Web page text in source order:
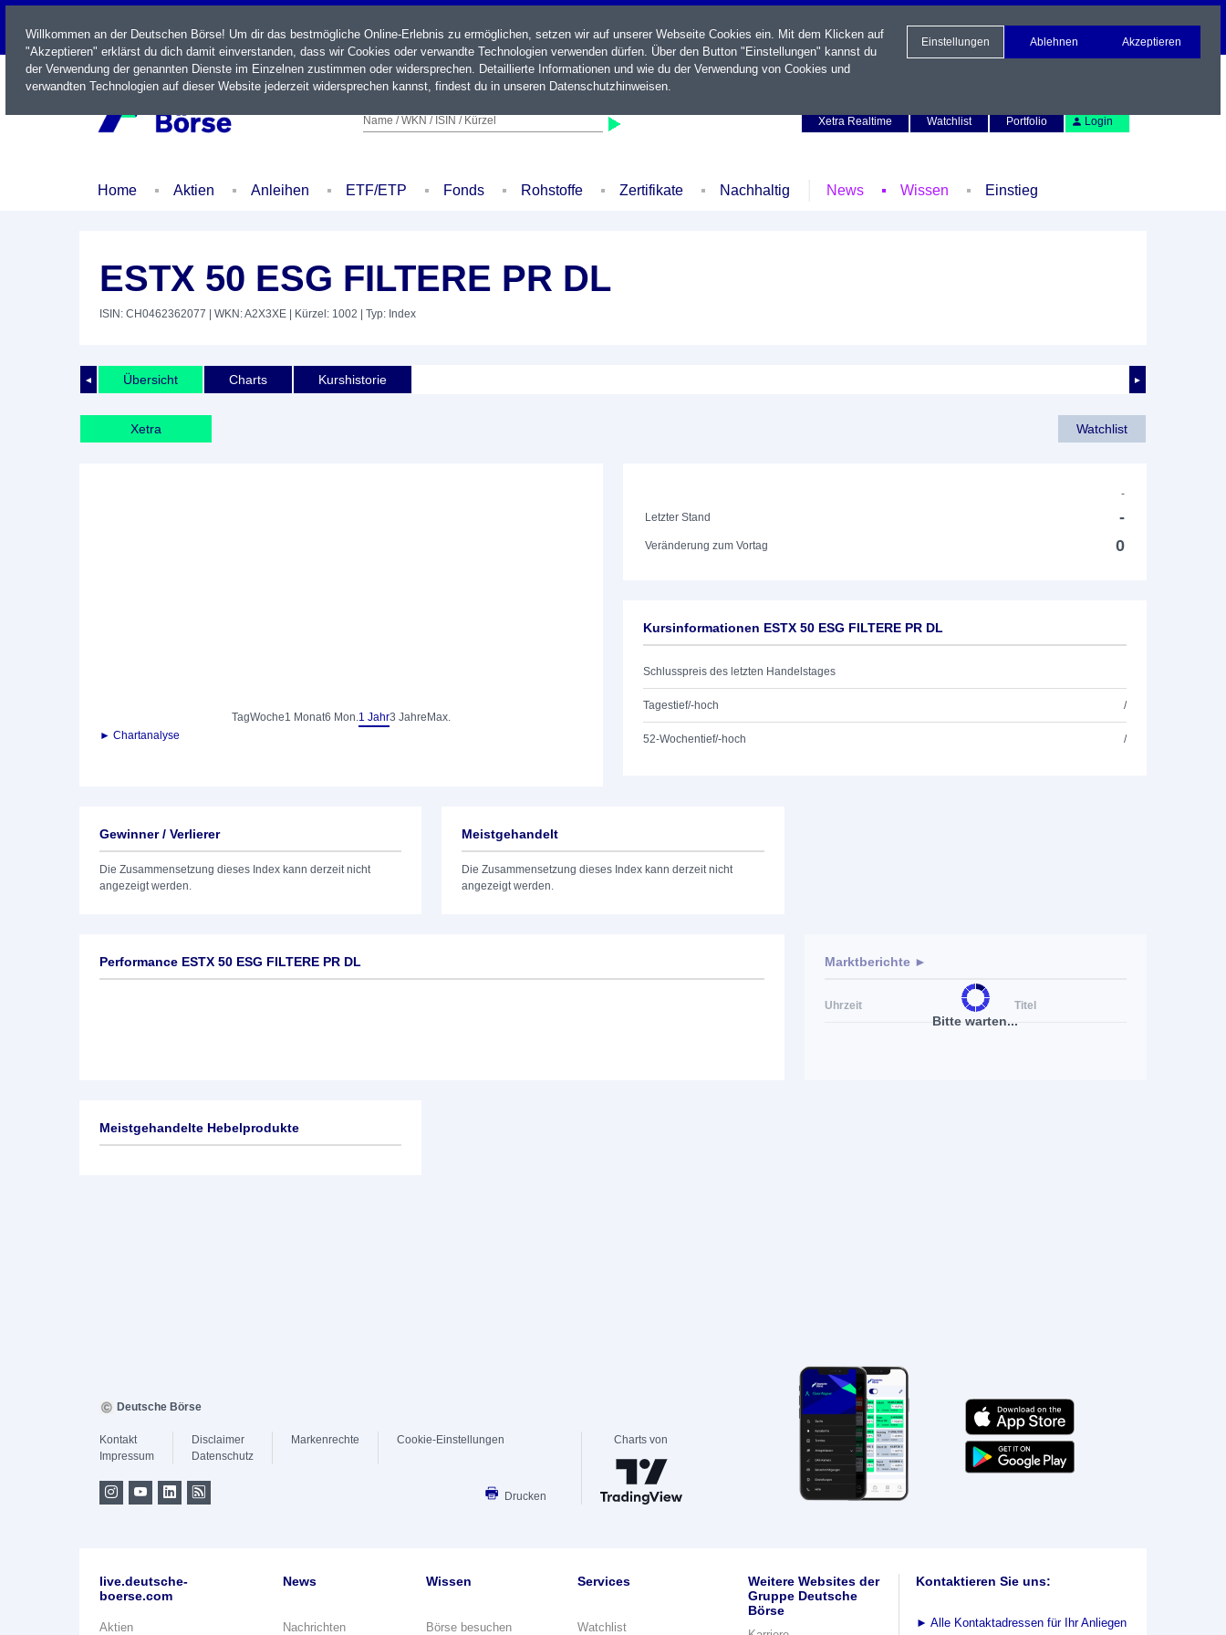
LIVE
Name / WKN / ISIN / Kürzel
Xetra Realtime
Watchlist Portfolio Login
Home Aktien Anleihen ETF/ETP Fonds Rohstoffe Zertifikate Nachhaltig News Wissen Einstieg
ESTX 50 ESG FILTERE PR DL
ISIN: CH0462362077 | WKN: A2X3XE | Kürzel: 1002 | Typ: Index
◄ ►
Übersicht Charts Kurshistorie
Xetra Watchlist
TagWoche1 Monat6 Mon.1 Jahr3 Jahre Max.
► Chartanalyse
-
Letzter Stand
-
Veränderung zum Vortag 0
Kursinformationen ESTX 50 ESG FILTERE PR DL
Schlusspreis des letzten Handelstages
Tagestief/-hoch /
52-Wochentief/-hoch /
Gewinner / Verlierer
Die Zusammensetzung dieses Index kann derzeit nicht
angezeigt werden.
Meistgehandelt
Die Zusammensetzung dieses Index kann derzeit nicht
angezeigt werden.
Performance ESTX 50 ESG FILTERE PR DL
Bitte warten...
Marktberichte ►
Uhrzeit Titel
Meistgehandelte Hebelprodukte
Willkommen an der Deutschen Börse! Um dir das bestmögliche Online-Erlebnis zu ermöglichen, setzen wir auf unserer Webseite Cookies ein. Mit dem Klicken auf
"Akzeptieren" erklärst du dich damit einverstanden, dass wir Cookies oder verwandte Technologien verwenden dürfen. Über den Button "Einstellungen" kannst du
der Verwendung der genannten Dienste im Einzelnen zustimmen oder widersprechen. Detaillierte Informationen und wie du der Verwendung von Cookies und
verwandten Technologien auf dieser Website jederzeit widersprechen kannst, findest du in unseren Datenschutzhinweisen.
Einstellungen Ablehnen Akzeptieren
Deutsche Börse
Kontakt
Impressum
Disclaimer
Datenschutz
Markenrechte Cookie-Einstellungen
Drucken
Charts von
live.deutsche-
boerse.com
Aktien
News
Nachrichten
Wissen
Börse besuchen
Services
Watchlist
Weitere Websites der
Gruppe Deutsche
Börse
Kontaktieren Sie uns:
► Alle Kontaktadressen für Ihr Anliegen